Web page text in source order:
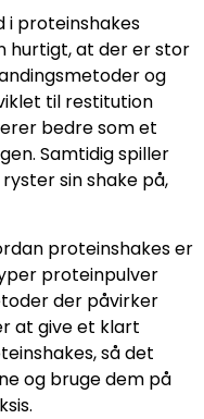
i proteinshakes
hurtigt, at der er stor
og
til restitution
bedre som et
Samtidig spiller
sin shake på,
proteinshakes er
proteinpulver
der påvirker
at give et klart
så det
og bruge dem på